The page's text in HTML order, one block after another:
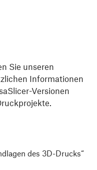
Sie unseren
Informationen
Versionen
des 3D-Drucks“